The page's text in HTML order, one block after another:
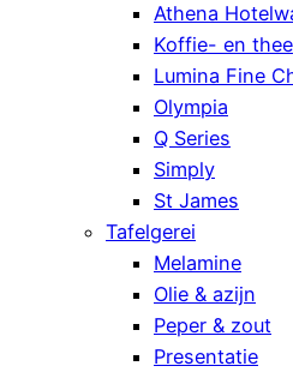
Athena
Koffie- en
Lumina Fine
Olympia
Q Series
Simply
St James
Tafelgerei
Melamine
Olie & azijn
Peper & zout
Presentatie